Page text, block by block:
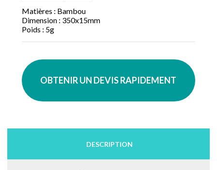
Matières : Bambou
Dimension : 350x15mm
Poids : 5g
OBTENIR UN DEVIS RAPIDEMENT
DESCRIPTION